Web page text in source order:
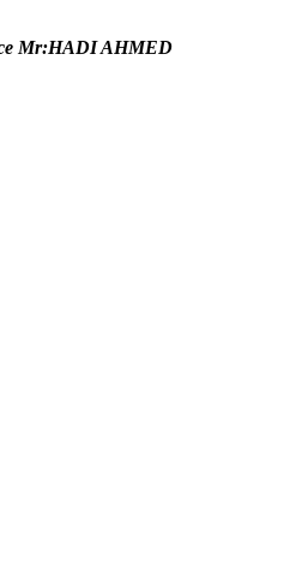
Mr:HADI AHMED